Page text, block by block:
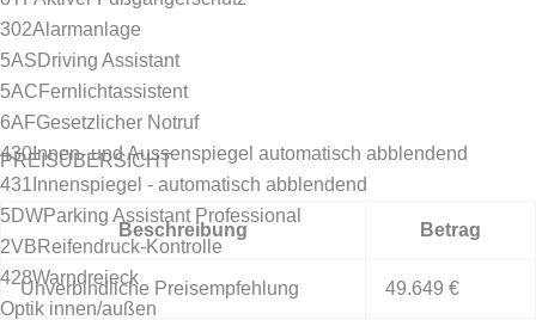
302Alarmanlage
5AS Driving Assistant
5AC Fernlichtassistent
6AFGesetzlicher Notruf
430Innen- und Aussenspiegel automatisch abblendend
431 Innenspiegel - automatisch abblendend
5DWParking Assistant Professional
2VB Reifendruck-Kontrolle
428Warndreieck
Optik innen/außen
PREISÜBERSICHT
Beschreibung Betrag
Unverbindliche Preisempfehlung 49.649 €